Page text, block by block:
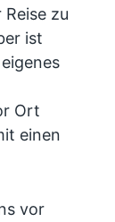
zu
ist
Ort
einen
vor